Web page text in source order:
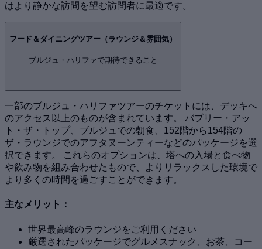
はより静かな訪問を望む訪問者に最適です。
フード＆ダイニングツアー（ラウンジ＆雰囲気）
ブルジュ・ハリファで期待できること
一部のブルジュ・ハリファツアーのチケットには、デッキへ
のアクセス以上のものが含まれています。 バブリー・アッ
ト・ザ・トップ、ブルジュでの朝食、152階から154階の
ザ・ラウンジでのアフタヌーンティーなどのパッケージを選
択できます。 これらのオプションは、塔への入場と食べ物
や飲み物を組み合わせたもので、よりリラックスした環境で
より多くの時間を過ごすことができます。
主なメリット：
世界最高峰のラウンジをご利用ください
厳選されたパッケージでグルメスナック、お茶、コー